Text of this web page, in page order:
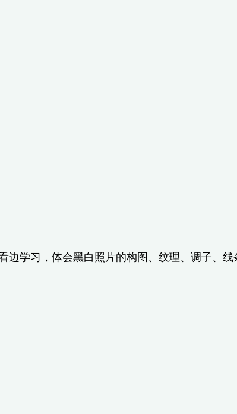
学习，体会黑白照片的构图、纹理、调子、线